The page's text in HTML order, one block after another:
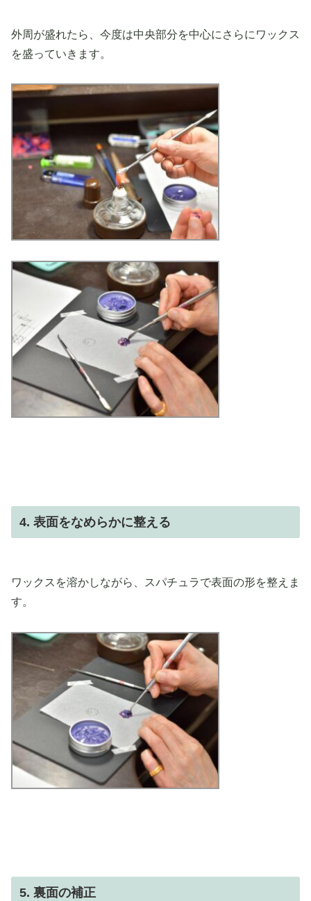
外周が盛れたら、今度は中央部分を中心にさらにワックス
を盛っていきます。
4. 表面をなめらかに整える
ワックスを溶かしながら、スパチュラで表面の形を整えま
す。
5. 裏面の補正